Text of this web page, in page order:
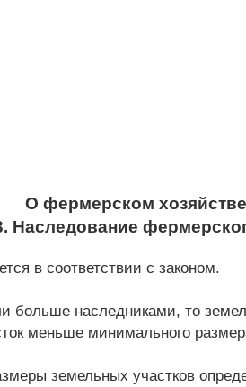
О фермерском хозяйстве
Наследование
в соответствии с законом.
наследниками, то
меньше минимального
земельных участков